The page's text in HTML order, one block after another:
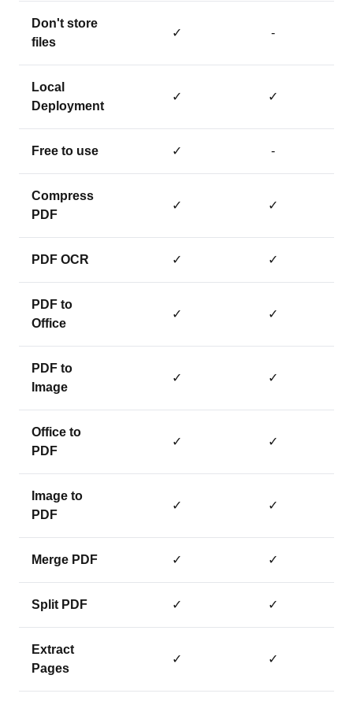
Don't store
files
✓ -
Local
Deployment
✓ ✓
Free to use ✓ -
Compress
PDF
✓ ✓
PDF OCR ✓ ✓
PDF to
Office
✓ ✓
PDF to
Image
✓ ✓
Office to
PDF
✓ ✓
Image to
PDF
✓ ✓
Merge PDF ✓ ✓
Split PDF ✓ ✓
Extract
Pages
✓ ✓